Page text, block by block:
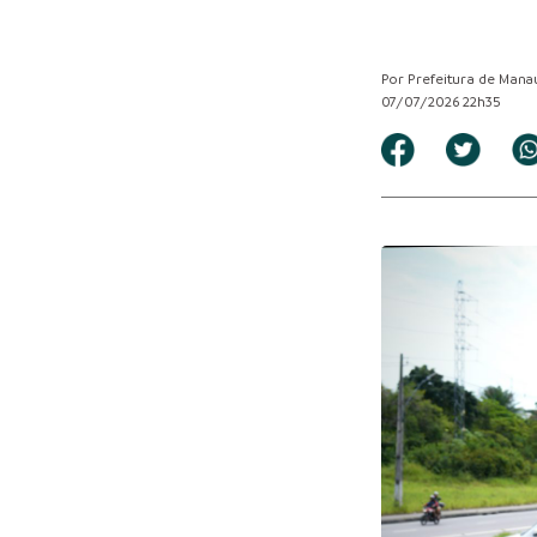
Por Prefeitura de
07/07/2026 22h35